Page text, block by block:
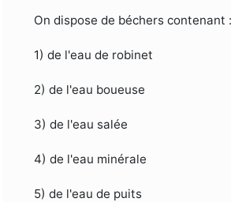
On dispose de béchers contenant :
1) de l'eau de robinet
2) de l'eau boueuse
3) de l'eau salée
4) de l'eau minérale
5) de l'eau de puits